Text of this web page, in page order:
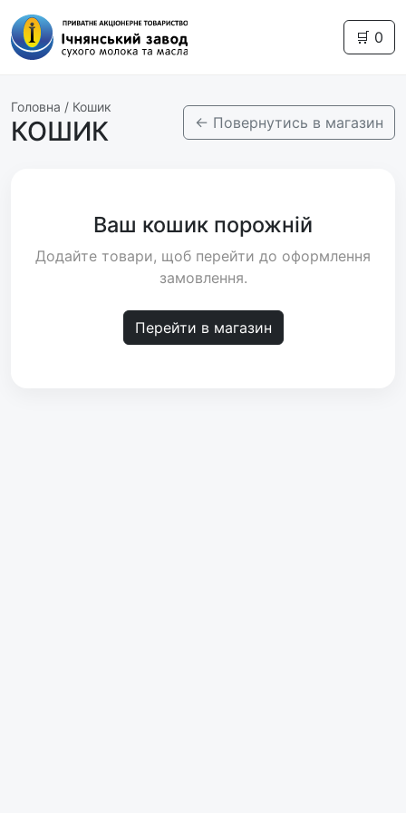
🛒 0
Головна / Кошик
КОШИК ← Повернутись в магазин
Ваш кошик порожній
Додайте товари, щоб перейти до оформлення
замовлення.
Перейти в магазин